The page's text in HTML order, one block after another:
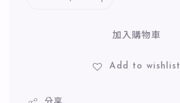
加入購物車
Add to wishlist